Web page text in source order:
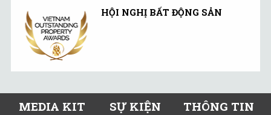
HỘI NGHỊ BẤT ĐỘNG SẢN
MEDIA KIT SỰ KIỆN
THÔNG TIN